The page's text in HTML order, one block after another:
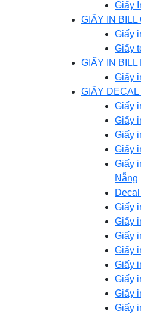
Giấy
GIẤY IN BILL
Giấy
Giấy
GIẤY IN BILL
Giấy
GIẤY DECAL
Giấy
Giấy
Giấy
Giấy
Giấy
Nẵng
Giấy
Giấy
Giấy
Giấy
Giấy
Giấy
Giấy
Giấy